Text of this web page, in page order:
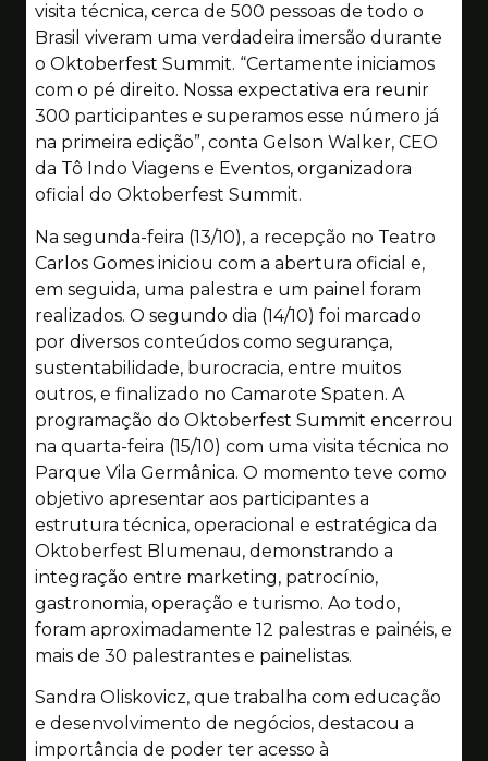
visita técnica, cerca de 500 pessoas de todo o
Brasil viveram uma verdadeira imersão durante
o Oktoberfest Summit. “Certamente iniciamos
com o pé direito. Nossa expectativa era reunir
300 participantes e superamos esse número já
na primeira edição”, conta Gelson Walker, CEO
da Tô Indo Viagens e Eventos, organizadora
oficial do Oktoberfest Summit.
Na segunda-feira (13/10), a recepção no Teatro
Carlos Gomes iniciou com a abertura oficial e,
em seguida, uma palestra e um painel foram
realizados. O segundo dia (14/10) foi marcado
por diversos conteúdos como segurança,
sustentabilidade, burocracia, entre muitos
outros, e finalizado no Camarote Spaten. A
programação do Oktoberfest Summit encerrou
na quarta-feira (15/10) com uma visita técnica no
Parque Vila Germânica. O momento teve como
objetivo apresentar aos participantes a
estrutura técnica, operacional e estratégica da
Oktoberfest Blumenau, demonstrando a
integração entre marketing, patrocínio,
gastronomia, operação e turismo. Ao todo,
foram aproximadamente 12 palestras e painéis, e
mais de 30 palestrantes e painelistas.
Sandra Oliskovicz, que trabalha com educação
e desenvolvimento de negócios, destacou a
importância de poder ter acesso à